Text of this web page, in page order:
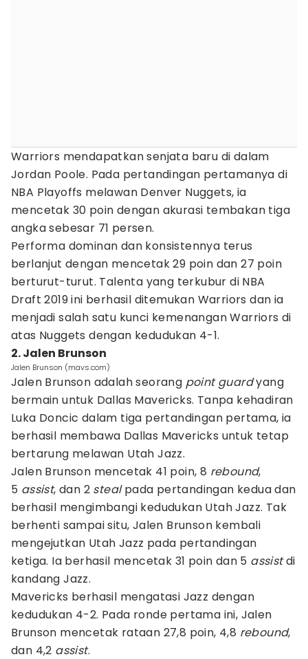
Warriors mendapatkan senjata baru di dalam
Jordan Poole. Pada pertandingan pertamanya di
NBA Playoffs melawan Denver Nuggets, ia
mencetak 30 poin dengan akurasi tembakan tiga
angka sebesar 71 persen.
Performa dominan dan konsistennya terus
berlanjut dengan mencetak 29 poin dan 27 poin
berturut-turut. Talenta yang terkubur di NBA
Draft 2019 ini berhasil ditemukan Warriors dan ia
menjadi salah satu kunci kemenangan Warriors di
atas Nuggets dengan kedudukan 4-1.
2. Jalen Brunson
Jalen Brunson (mavs.com)
Jalen Brunson adalah seorang point guardyang
bermain untuk Dallas Mavericks. Tanpa kehadiran
Luka Doncic dalam tiga pertandingan pertama, ia
berhasil membawa Dallas Mavericks untuk tetap
bertarung melawan Utah Jazz.
Jalen Brunson mencetak 41 poin, 8 rebound,
5 assist, dan 2 stealpada pertandingan kedua dan
berhasil mengimbangi kedudukan Utah Jazz. Tak
berhenti sampai situ, Jalen Brunson kembali
mengejutkan Utah Jazz pada pertandingan
ketiga. Ia berhasil mencetak 31 poin dan 5 assistdi
kandang Jazz.
Mavericks berhasil mengatasi Jazz dengan
kedudukan 4-2. Pada ronde pertama ini, Jalen
Brunson mencetak rataan 27,8 poin, 4,8 rebound,
dan 4,2 assist.